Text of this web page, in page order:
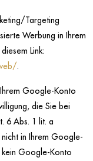
Targeting
Werbung in Ihrem
Link:
.
Google-Konto
die Sie bei
6 Abs. 1 lit. a
in Ihrem Google-
kein Google-Konto